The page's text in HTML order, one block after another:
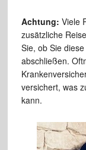
Achtung: Viele
zusätzliche
Sie, ob Sie
abschließen.
versichert, was
kann.